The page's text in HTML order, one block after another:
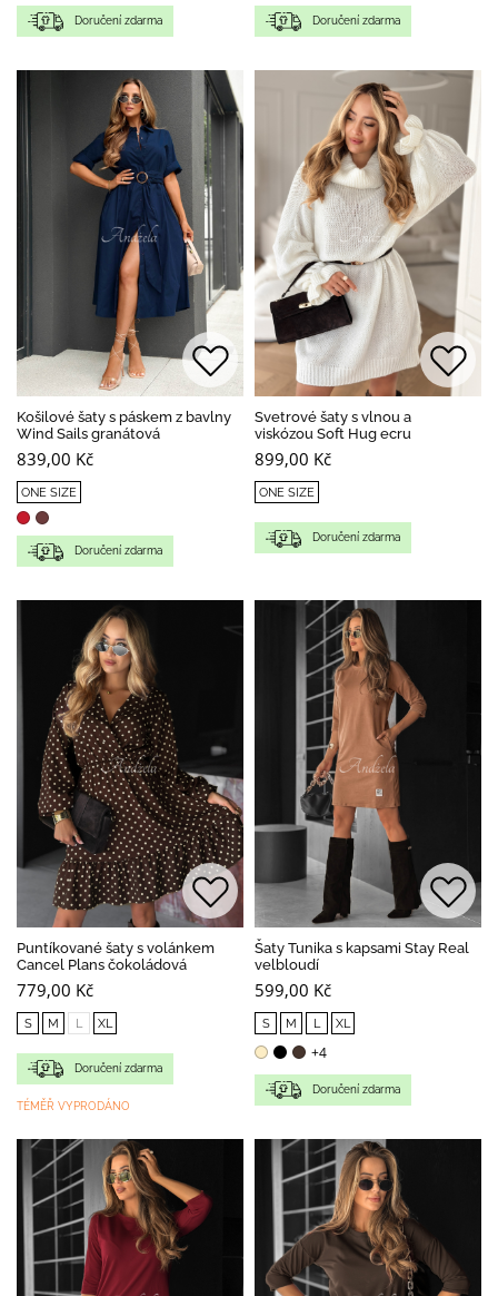
Doručení zdarma Doručení zdarma
Košilové šaty s páskem z bavlny
Wind Sails granátová
839,00 Kč
ONE SIZE
Doručení zdarma
Svetrové šaty s vlnou a
viskózou Soft Hug ecru
899,00 Kč
ONE SIZE
Doručení zdarma
Puntíkované šaty s volánkem
Cancel Plans čokoládová
779,00 Kč
S M L XL
Doručení zdarma
TÉMĚŘ VYPRODÁNO
Šaty Tunika s kapsami Stay Real
velbloudí
599,00 Kč
S M L XL
+4
Doručení zdarma